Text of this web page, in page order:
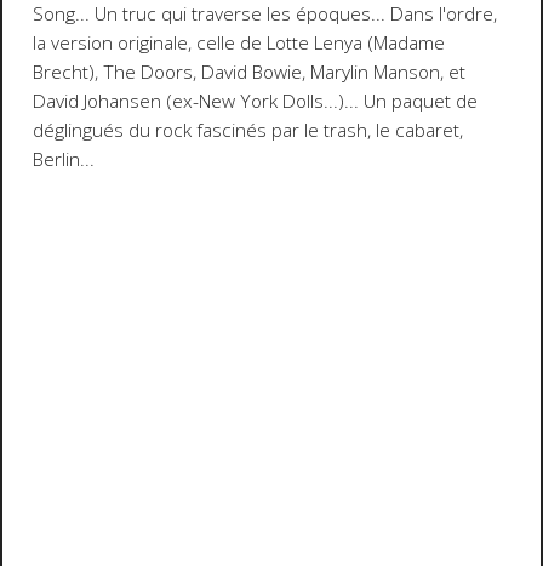
Song... Un truc qui traverse les époques... Dans l'ordre,
la version originale, celle de Lotte Lenya (Madame
Brecht), The Doors, David Bowie, Marylin Manson, et
David Johansen (ex-New York Dolls...)... Un paquet de
déglingués du rock fascinés par le trash, le cabaret,
Berlin...